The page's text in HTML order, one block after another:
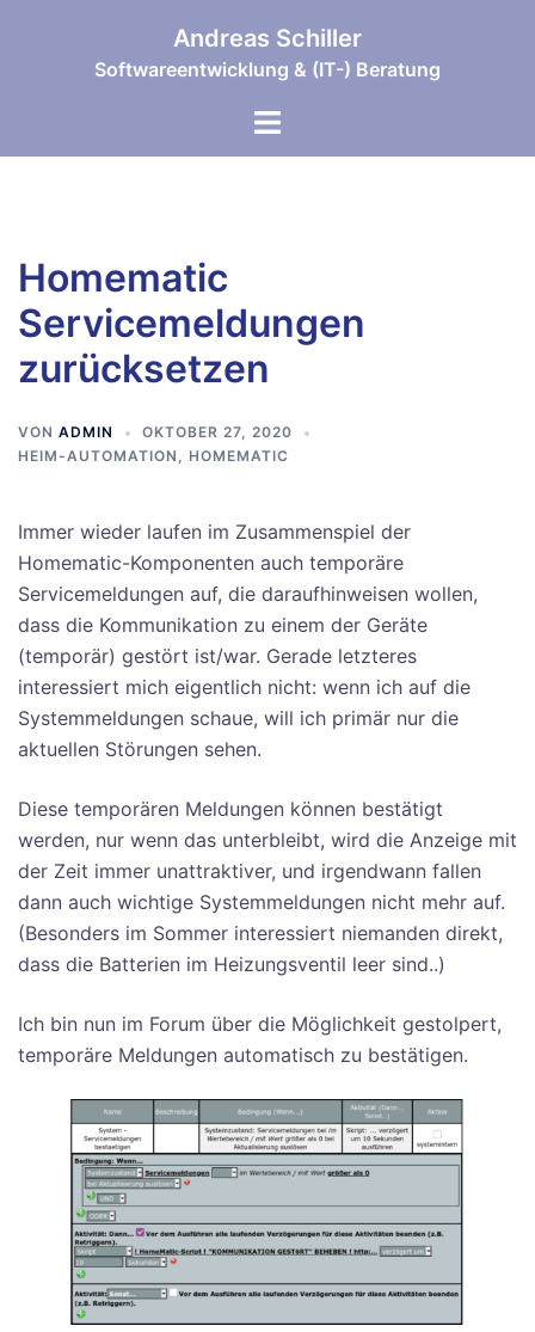
Andreas Schiller
Softwareentwicklung & (IT-) Beratung
Menü
Homematic
Servicemeldungen
zurücksetzen
VON ADMIN
OKTOBER 27, 2020
HEIM-AUTOMATION , HOMEMATIC
Immer wieder laufen im Zusammenspiel der
Homematic-Komponenten auch temporäre
Servicemeldungen auf, die daraufhinweisen wollen,
dass die Kommunikation zu einem der Geräte
(temporär) gestört ist/war. Gerade letzteres
interessiert mich eigentlich nicht: wenn ich auf die
Systemmeldungen schaue, will ich primär nur die
aktuellen Störungen sehen.
Diese temporären Meldungen können bestätigt
werden, nur wenn das unterbleibt, wird die Anzeige mit
der Zeit immer unattraktiver, und irgendwann fallen
dann auch wichtige Systemmeldungen nicht mehr auf.
(Besonders im Sommer interessiert niemanden direkt,
dass die Batterien im Heizungsventil leer sind..)
Ich bin nun im Forum über die Möglichkeit gestolpert,
temporäre Meldungen automatisch zu bestätigen.